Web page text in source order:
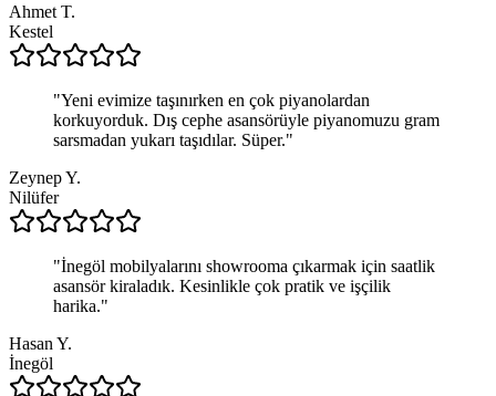
Ahmet T.
Kestel
"Yeni evimize taşınırken en çok piyanolardan
korkuyorduk. Dış cephe asansörüyle piyanomuzu gram
sarsmadan yukarı taşıdılar. Süper."
Zeynep Y.
Nilüfer
"İnegöl mobilyalarını showrooma çıkarmak için saatlik
asansör kiraladık. Kesinlikle çok pratik ve işçilik
harika."
Hasan Y.
İnegöl